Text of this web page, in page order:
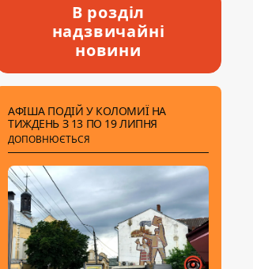
В розділ
надзвичайні
новини
АФІША ПОДІЙ У КОЛОМИЇ НА
ТИЖДЕНЬ З 13 ПО 19 ЛИПНЯ
ДОПОВНЮЄТЬСЯ